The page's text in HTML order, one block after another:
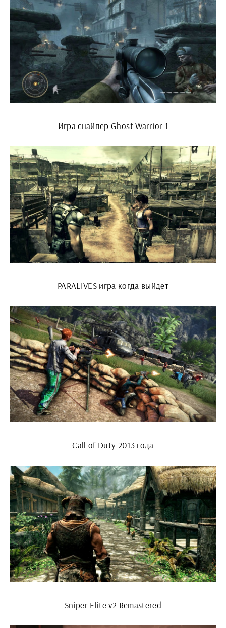
Игра снайпер Ghost Warrior 1
PARALIVES игра когда выйдет
Call of Duty 2013 года
Sniper Elite v2 Remastered